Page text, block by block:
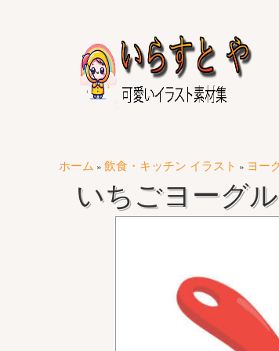
ホーム » 飲食・キッチン イラスト » ヨー
いちごヨーグ